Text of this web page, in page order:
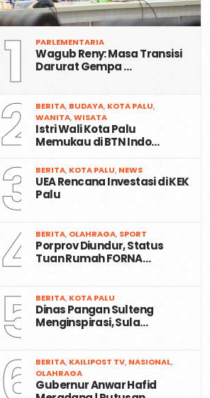
1 PARLEMENTARIA
Wagub Reny: Masa Transisi
Darurat Gempa …
2 BERITA, BUDAYA, KOTA PALU,
WANITA,WISATA
Istri Wali Kota Palu
Memukau di BTN Indo…
3 BERITA, KOTA PALU, NEWS
UEA Rencana Investasi di KEK
Palu
4 BERITA, OLAHRAGA, SPORT
Porprov Diundur, Status
Tuan Rumah FORNA…
5 BERITA, KOTA PALU
Dinas Pangan Sulteng
Menginspirasi, Sula…
6 BERITA, KAILIPOST TV, NASIONAL,
OLAHRAGA
Gubernur Anwar Hafid